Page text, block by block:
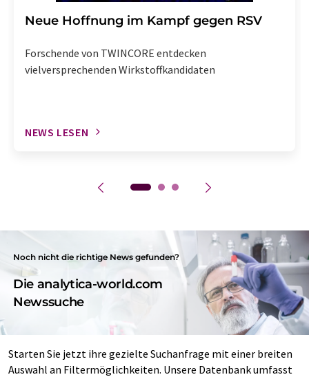
Neue Hoffnung im Kampf gegen RSV
Forschende von TWINCORE entdecken
vielversprechenden Wirkstoffkandidaten
NEWS LESEN
Noch nicht die richtige News gefunden?
Die analytica-world.com
Newssuche
Starten Sie jetzt ihre gezielte Suchanfrage mit einer breiten
Auswahl an Filtermöglichkeiten. Unsere Datenbank umfasst